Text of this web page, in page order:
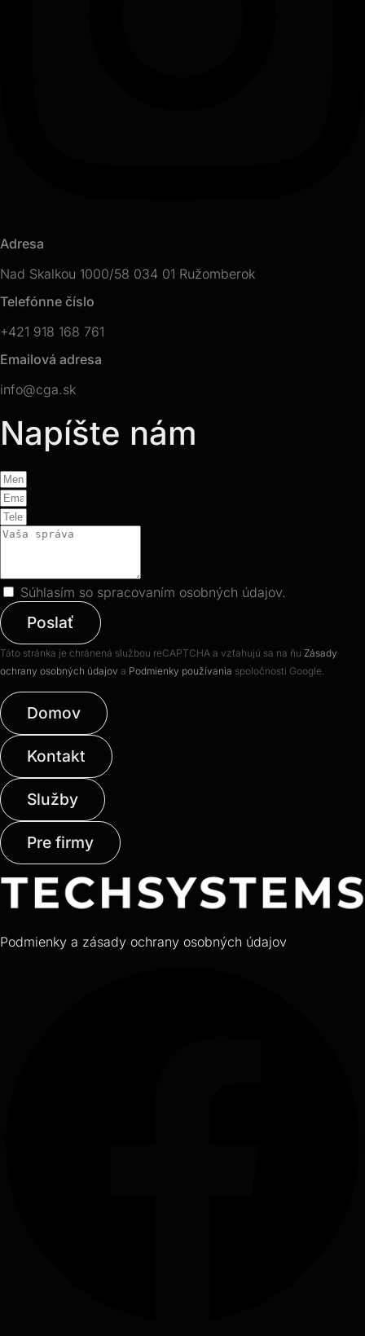
Adresa
Nad Skalkou 1000/58 034 01 Ružomberok
Telefónne číslo
+421 918 168 761
Emailová adresa
info@cga.sk
Napíšte nám
Súhlasím so spracovaním osobných údajov.
Poslať
Táto stránka je chránená službou reCAPTCHA a vzťahujú sa na ňu Zásady
ochrany osobných údajov a Podmienky používania spoločnosti Google.
Domov
Kontakt
Služby
Pre firmy
Podmienky a zásady ochrany osobných údajov